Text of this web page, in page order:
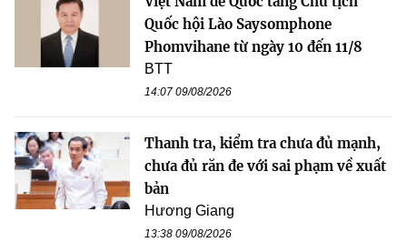
Quốc hội Lào Saysomphone
Phomvihane từ ngày 10 đến 11/8
BTT
14:07 09/08/2026
Thanh tra, kiểm tra chưa đủ mạnh,
chưa đủ răn đe với sai phạm về xuất
bản
Hương Giang
13:38 09/08/2026